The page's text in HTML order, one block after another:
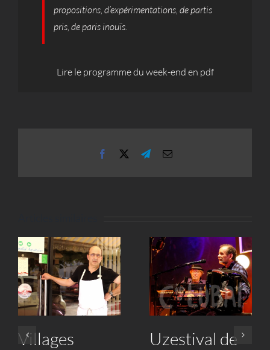
propositions, d’expérimentations, de partis
pris, de paris inouïs.
Lire le programme du week-end en pdf
Facebook TelegramEmail
Villages
Uzestival de